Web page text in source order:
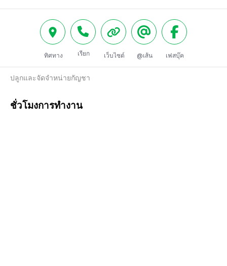
ทิศทาง เรียก เว็บไซต์ @เส้น เฟสบุ๊ค
ปลูกและจัดจำหน่ายกัญชา
ชั่วโมงการทำงาน